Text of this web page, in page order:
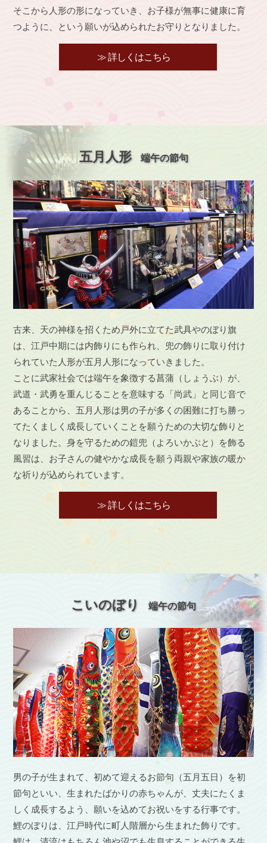
そこから人形の形になっていき、お子様が無事に健康に育
つように、という願いが込められたお守りとなりました。
≫ 詳しくはこちら
五月人形 端午の節句
古来、天の神様を招くため戸外に立てた武具やのぼり旗
は、江戸中期には内飾りにも作られ、兜の飾りに取り付け
られていた人形が五月人形になっていきました。
ことに武家社会では端午を象徴する菖蒲（しょうぶ）が、
武道・武勇を重んじることを意味する「尚武」と同じ音で
あることから、五月人形は男の子が多くの困難に打ち勝っ
てたくましく成長していくことを願うための大切な飾りと
なりました。身を守るための鎧兜（よろいかぶと）を飾る
風習は、お子さんの健やかな成長を願う両親や家族の暖か
な祈りが込められています。
≫ 詳しくはこちら
こいのぼり 端午の節句
男の子が生まれて、初めて迎えるお節句（五月五日）を初
節句といい、生まれたばかりの赤ちゃんが、丈夫にたくま
しく成長するよう、願いを込めてお祝いをする行事です。
鯉のぼりは、江戸時代に町人階層から生まれた飾りです。